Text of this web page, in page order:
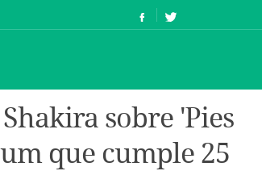
sobre 'Pies
que cumple 25